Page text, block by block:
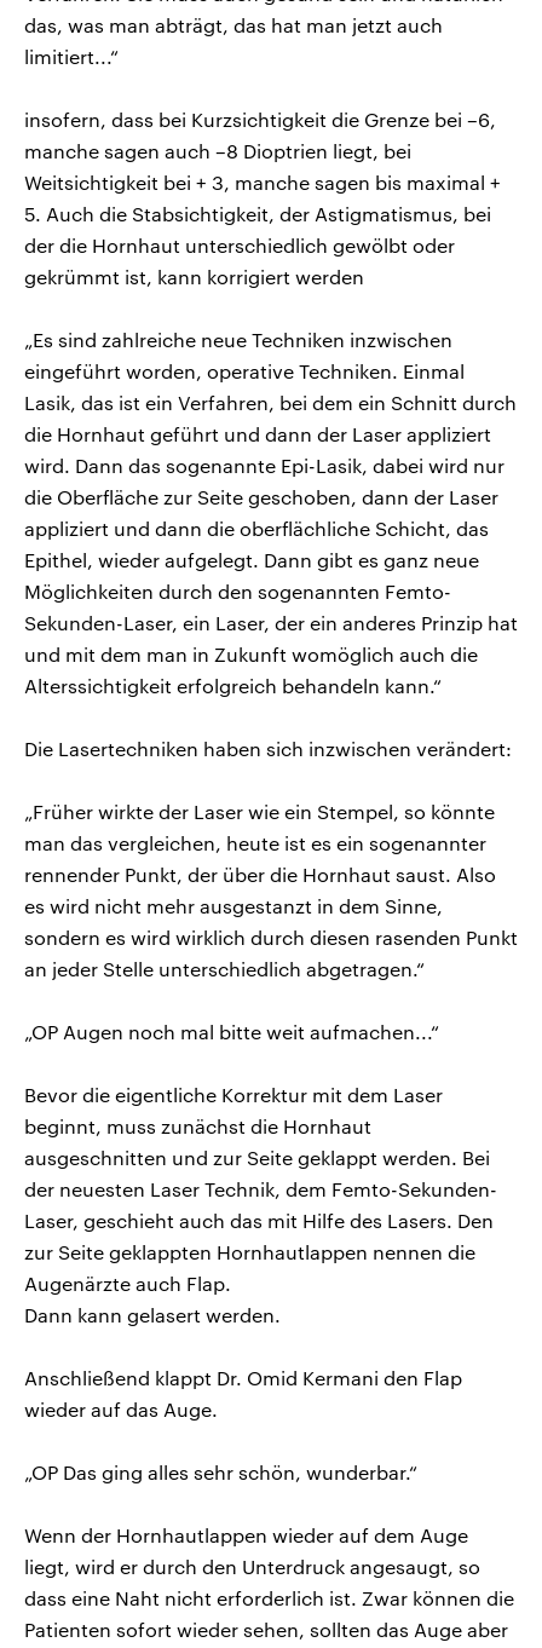
das, was man abträgt, das hat man jetzt auch
limitiert...“
insofern, dass bei Kurzsichtigkeit die Grenze bei –6,
manche sagen auch –8 Dioptrien liegt, bei
Weitsichtigkeit bei + 3, manche sagen bis maximal +
5. Auch die Stabsichtigkeit, der Astigmatismus, bei
der die Hornhaut unterschiedlich gewölbt oder
gekrümmt ist, kann korrigiert werden
„Es sind zahlreiche neue Techniken inzwischen
eingeführt worden, operative Techniken. Einmal
Lasik, das ist ein Verfahren, bei dem ein Schnitt durch
die Hornhaut geführt und dann der Laser appliziert
wird. Dann das sogenannte Epi-Lasik, dabei wird nur
die Oberfläche zur Seite geschoben, dann der Laser
appliziert und dann die oberflächliche Schicht, das
Epithel, wieder aufgelegt. Dann gibt es ganz neue
Möglichkeiten durch den sogenannten Femto-
Sekunden-Laser, ein Laser, der ein anderes Prinzip hat
und mit dem man in Zukunft womöglich auch die
Alterssichtigkeit erfolgreich behandeln kann.“
Die Lasertechniken haben sich inzwischen verändert:
„Früher wirkte der Laser wie ein Stempel, so könnte
man das vergleichen, heute ist es ein sogenannter
rennender Punkt, der über die Hornhaut saust. Also
es wird nicht mehr ausgestanzt in dem Sinne,
sondern es wird wirklich durch diesen rasenden Punkt
an jeder Stelle unterschiedlich abgetragen.“
„OP Augen noch mal bitte weit aufmachen...“
Bevor die eigentliche Korrektur mit dem Laser
beginnt, muss zunächst die Hornhaut
ausgeschnitten und zur Seite geklappt werden. Bei
der neuesten Laser Technik, dem Femto-Sekunden-
Laser, geschieht auch das mit Hilfe des Lasers. Den
zur Seite geklappten Hornhautlappen nennen die
Augenärzte auch Flap.
Dann kann gelasert werden.
Anschließend klappt Dr. Omid Kermani den Flap
wieder auf das Auge.
„OP Das ging alles sehr schön, wunderbar.“
Wenn der Hornhautlappen wieder auf dem Auge
liegt, wird er durch den Unterdruck angesaugt, so
dass eine Naht nicht erforderlich ist. Zwar können die
Patienten sofort wieder sehen, sollten das Auge aber